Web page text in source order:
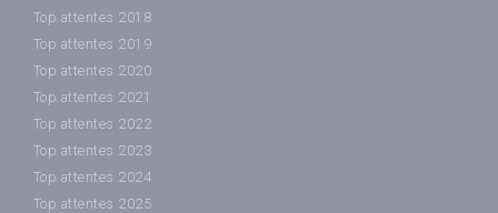
Top attentes 2018
Top attentes 2019
Top attentes 2020
Top attentes 2021
Top attentes 2022
Top attentes 2023
Top attentes 2024
Top attentes 2025